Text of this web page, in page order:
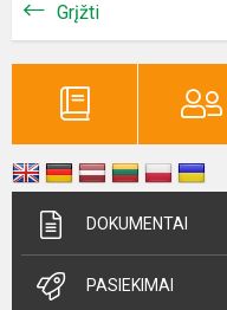
Grįžti
DOKUMENTAI
PASIEKIMAI